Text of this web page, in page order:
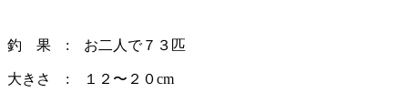
釣 果 : お二人で７３匹
大きさ : １２〜２０cm